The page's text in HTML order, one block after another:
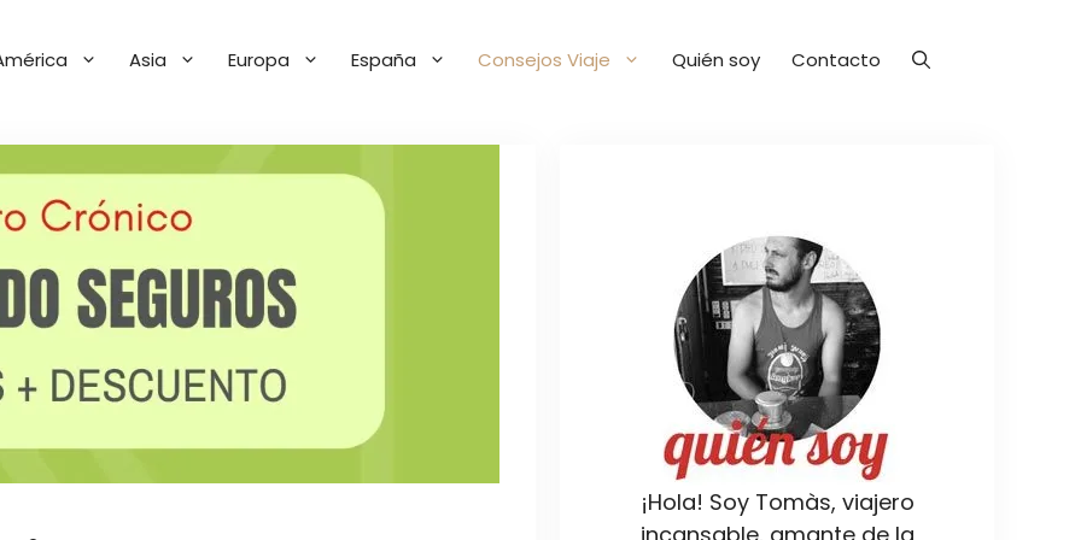
Asia Europa España Consejos Viaje Quién soy Contacto
¡Hola! Soy Tomàs, viajero